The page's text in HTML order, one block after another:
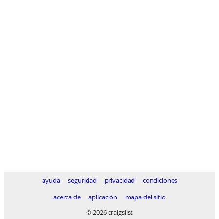
ayuda seguridad privacidad
condiciones
acerca de
aplicación
mapa del sitio
© 2026 craigslist